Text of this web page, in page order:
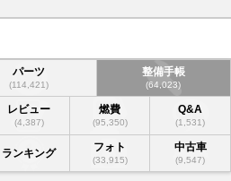
パーツ
(114,421)
整備手帳
(64,023)
レビュー
(4,387)
燃費
(95,350)
Q&A
(1,531)
ランキング フォト
(33,915)
中古車
(9,547)